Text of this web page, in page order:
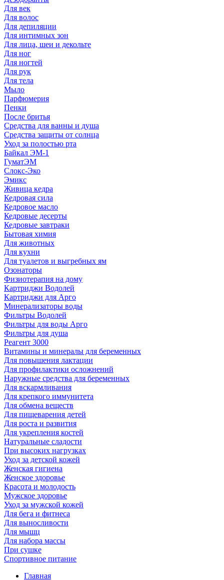
Для век
Для волос
Для депиляции
Для интимных зон
Для лица, шеи и декольте
Для ног
Для ногтей
Для рук
Для тела
Мыло
Парфюмерия
Пенки
После бритья
Средства для ванны и душа
Средства защиты от солнца
Уход за полостью рта
Байкал ЭМ-1
ГуматЭМ
Слокс-Эко
Эмикс
Живица кедра
Кедровая сила
Кедровое масло
Кедровые десерты
Кедровые завтраки
Бытовая химия
Для животных
Для кухни
Для туалетов и выгребных ям
Озонаторы
Физиотерапия на дому
Картриджи Водолей
Картриджи для Арго
Минерализаторы воды
Фильтры Водолей
Фильтры для воды Арго
Фильтры для душа
Реагент 3000
Витамины и минералы для беременных
Для повышения лактации
Для профилактики осложнений
Наружные средства для беременных
Для вскармливания
Для крепкого иммунитета
Для обмена веществ
Для пищеварения детей
Для роста и развития
Для укрепления костей
Натуральные сладости
При высоких нагрузках
Уход за детской кожей
Женская гигиена
Женское здоровье
Красота и молодость
Мужское здоровье
Уход за мужской кожей
Для бега и фитнеса
Для выносливости
Для мышц
Для набора массы
При сушке
Спортивное питание
Главная